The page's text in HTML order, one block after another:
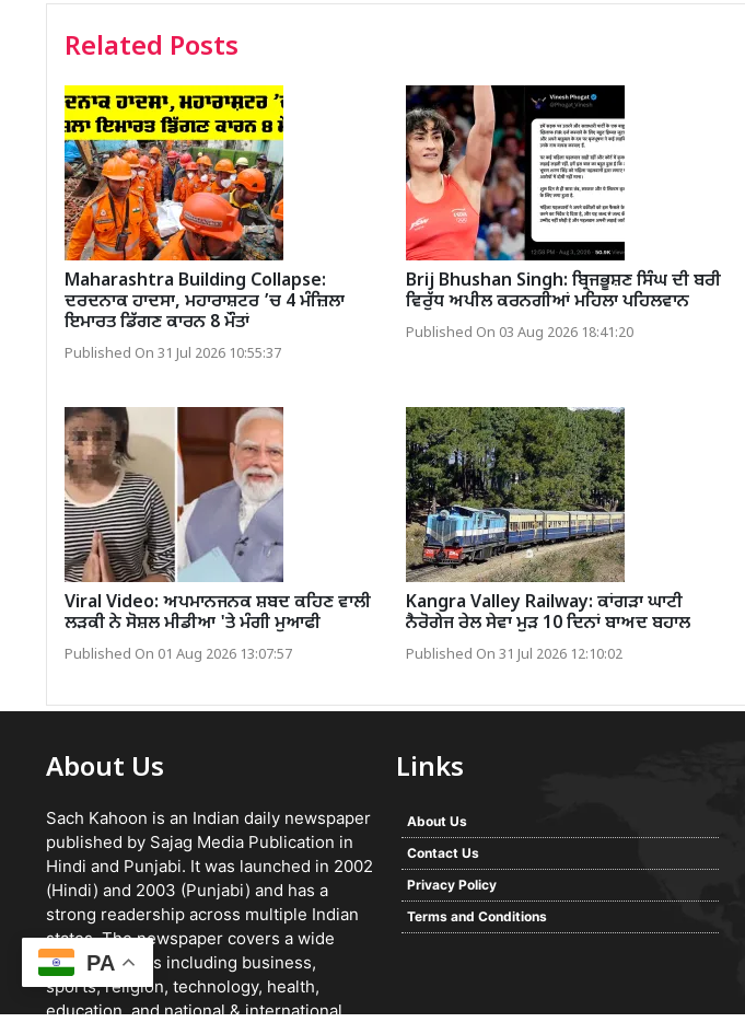
Related Posts
Maharashtra Building Collapse:
ਦਰਦਨਾਕ ਹਾਦਸਾ, ਮਹਾਰਾਸ਼ਟਰ ’ਚ 4 ਮੰਜ਼ਿਲਾ
ਇਮਾਰਤ ਡਿੱਗਣ ਕਾਰਨ 8 ਮੌਤਾਂ
Published On 31 Jul 2026 10:55:37
Brij Bhushan Singh: ਬ੍ਰਿਜਭੂਸ਼ਣ ਸਿੰਘ ਦੀ ਬਰੀ
ਵਿਰੁੱਧ ਅਪੀਲ ਕਰਨਗੀਆਂ ਮਹਿਲਾ ਪਹਿਲਵਾਨ
Published On 03 Aug 2026 18:41:20
Viral Video: ਅਪਮਾਨਜਨਕ ਸ਼ਬਦ ਕਹਿਣ ਵਾਲੀ
ਲੜਕੀ ਨੇ ਸੋਸ਼ਲ ਮੀਡੀਆ 'ਤੇ ਮੰਗੀ ਮੁਆਫੀ
Published On 01 Aug 2026 13:07:57
Kangra Valley Railway: ਕਾਂਗੜਾ ਘਾਟੀ
ਨੈਰੋਗੇਜ ਰੇਲ ਸੇਵਾ ਮੁੜ 10 ਦਿਨਾਂ ਬਾਅਦ ਬਹਾਲ
Published On 31 Jul 2026 12:10:02
About Us
Sach Kahoon is an Indian daily newspaper
published by Sajag Media Publication in
Hindi and Punjabi. It was launched in 2002
(Hindi) and 2003 (Punjabi) and has a
strong readership across multiple Indian
states. The newspaper covers a wide
range of topics including business,
sports, religion, technology, health,
education, and national & international
Links
About Us
Contact Us
Privacy Policy
Terms and Conditions
PA